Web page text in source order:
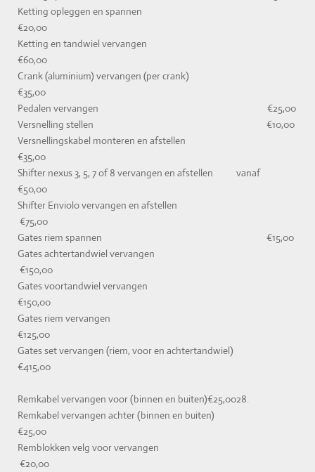
Ketting opleggen en spannen
€20,00
Ketting en tandwiel vervangen
€60,00
Crank (aluminium) vervangen (per crank)
€35,00
Pedalen vervangen €25,00
Versnelling stellen €10,00
Versnellingskabel monteren en afstellen
€35,00
Shifter nexus 3, 5, 7 of 8 vervangen en afstellen vanaf
€50,00
Shifter Enviolo vervangen en afstellen
€75,00
Gates riem spannen €15,00
Gates achtertandwiel vervangen
€150,00
Gates voortandwiel vervangen
€150,00
Gates riem vervangen
€125,00
Gates set vervangen (riem, voor en achtertandwiel)
€415,00
Remkabel vervangen voor (binnen en buiten)€25,0028.
Remkabel vervangen achter (binnen en buiten)
€25,00
Remblokken velg voor vervangen
€20,00